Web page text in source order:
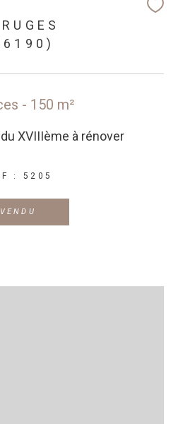
- 150 m²
XVIIIème à rénover
: 5205
VENDU